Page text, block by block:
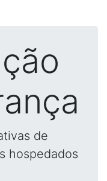
de
hospedados